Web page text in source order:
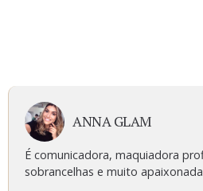
ANNA GLAM
É comunicadora, maquiadora
sobrancelhas e muito